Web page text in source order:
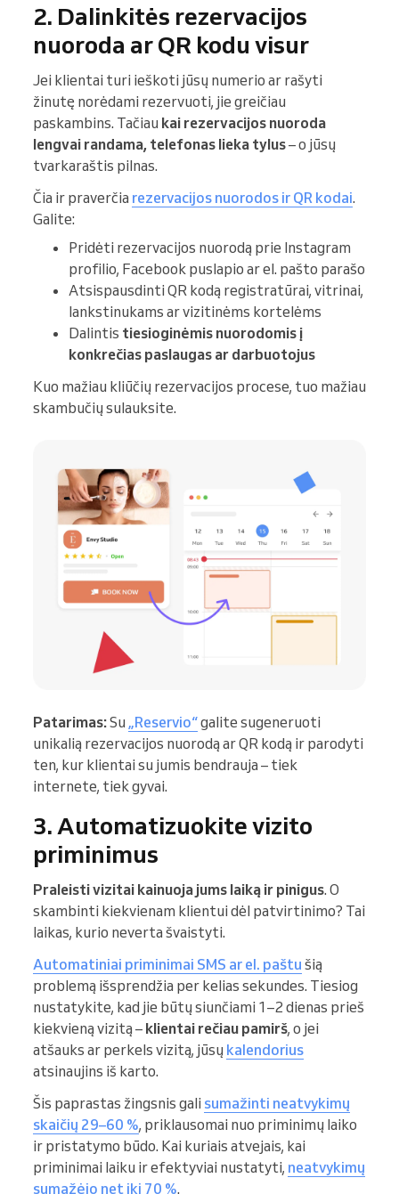
2. Dalinkitės rezervacijos
nuoroda ar QR kodu visur
Jei klientai turi ieškoti jūsų numerio ar rašyti
žinutę norėdami rezervuoti, jie greičiau
paskambins. Tačiau kai rezervacijos nuoroda
lengvai randama, telefonas lieka tylus– o jūsų
tvarkaraštis pilnas.
Čia ir praverčia rezervacijos nuorodos ir QR kodai.
Galite:
Pridėti rezervacijos nuorodą prie Instagram
profilio, Facebook puslapio ar el. pašto parašo
Atsispausdinti QR kodą registratūrai, vitrinai,
lankstinukams ar vizitinėms kortelėms
Dalintis tiesioginėmis nuorodomis į
konkrečias paslaugas ar darbuotojus
Kuo mažiau kliūčių rezervacijos procese, tuo mažiau
skambučių sulauksite.
Patarimas:Su „Reservio“galite sugeneruoti
unikalią rezervacijos nuorodą ar QR kodą ir parodyti
ten, kur klientai su jumis bendrauja – tiek
internete, tiek gyvai.
3. Automatizuokite vizito
priminimus
Praleisti vizitai kainuoja jums laiką ir pinigus. O
skambinti kiekvienam klientui dėl patvirtinimo? Tai
laikas, kurio neverta švaistyti.
Automatiniai priminimai SMS ar el. paštu šią
problemą išsprendžia per kelias sekundes. Tiesiog
nustatykite, kad jie būtų siunčiami 1–2 dienas prieš
kiekvieną vizitą – klientai rečiau pamirš, o jei
atšauks ar perkels vizitą, jūsų kalendorius
atsinaujins iš karto.
Šis paprastas žingsnis gali sumažinti neatvykimų
skaičių 29–60 %, priklausomai nuo priminimų laiko
ir pristatymo būdo. Kai kuriais atvejais, kai
priminimai laiku ir efektyviai nustatyti, neatvykimų
sumažėjo net iki 70 %.